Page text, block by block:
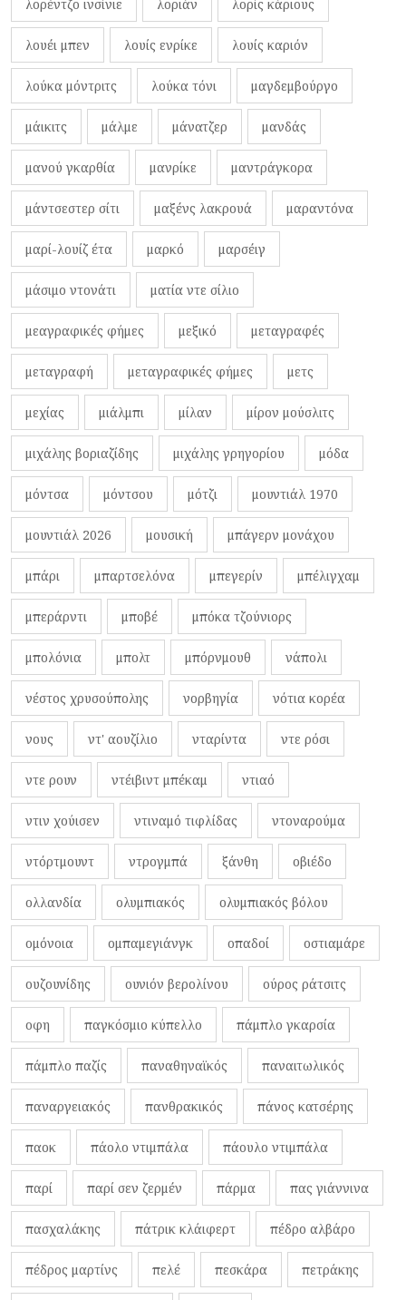
λορέντζο ινσίνιε λοριάν λορίς κάριους
λουέι μπεν λουίς ενρίκε λουίς καριόν
λούκα μόντριτς λούκα τόνι μαγδεμβούργο
μάικιτς μάλμε μάνατζερ μανδάς
μανού γκαρθία μανρίκε μαντράγκορα
μάντσεστερ σίτι μαξένς λακρουά μαραντόνα
μαρί-λουίζ έτα μαρκό μαρσέιγ
μάσιμο ντονάτι ματία ντε σίλιο
μεαγραφικές φήμες μεξικό μεταγραφές
μεταγραφή μεταγραφικές φήμες μετς
μεχίας μιάλμπι μίλαν μίρον μούσλιτς
μιχάλης βοριαζίδης μιχάλης γρηγορίου μόδα
μόντσα μόντσου μότζι μουντιάλ 1970
μουντιάλ 2026 μουσική μπάγερν μονάχου
μπάρι μπαρτσελόνα μπεγερίν μπέλιγχαμ
μπεράρντι μποβέ μπόκα τζούνιορς
μπολόνια μπολτ μπόρνμουθ νάπολι
νέστος χρυσούπολης νορβηγία νότια κορέα
νους ντ' αουζίλιο νταρίντα ντε ρόσι
ντε ρουν ντέιβιντ μπέκαμ ντιαό
ντιν χούισεν ντιναμό τιφλίδας ντοναρούμα
ντόρτμουντ ντρογμπά ξάνθη οβιέδο
ολλανδία ολυμπιακός ολυμπιακός βόλου
ομόνοια ομπαμεγιάνγκ οπαδοί οστιαμάρε
ουζουνίδης ουνιόν βερολίνου ούρος ράτσιτς
οφη παγκόσμιο κύπελλο πάμπλο γκαρσία
πάμπλο παζίς παναθηναϊκός παναιτωλικός
παναργειακός πανθρακικός πάνος κατσέρης
παοκ πάολο ντιμπάλα πάουλο ντιμπάλα
παρί παρί σεν ζερμέν πάρμα πας γιάννινα
πασχαλάκης πάτρικ κλάιφερτ πέδρο αλβάρο
πέδρος μαρτίνς πελέ πεσκάρα πετράκης